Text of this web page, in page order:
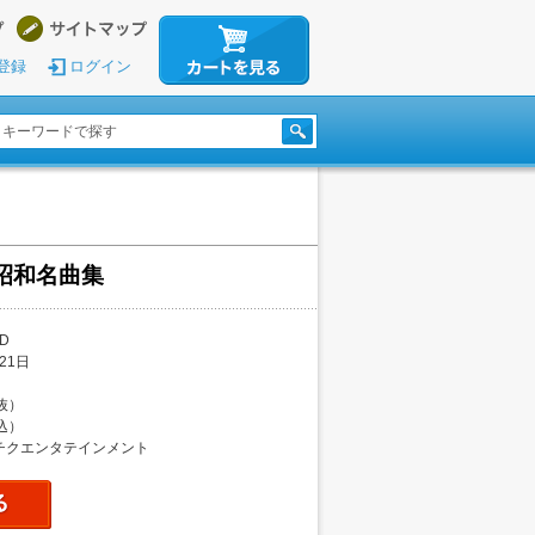
録 ログイン
和名曲集
日
クエンタテインメント